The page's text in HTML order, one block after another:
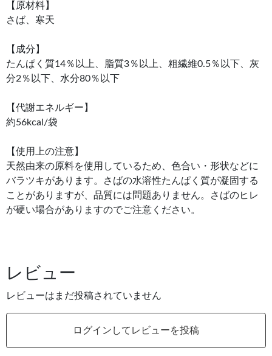
【原材料】
さば、寒天
【成分】
たんぱく質14％以上、脂質3％以上、粗繊維0.5％以下、灰
分2％以下、水分80％以下
【代謝エネルギー】
約56kcal/袋
【使用上の注意】
天然由来の原料を使用しているため、色合い・形状などに
バラツキがあります。さばの水溶性たんぱく質が凝固する
ことがありますが、品質には問題ありません。さばのヒレ
が硬い場合がありますのでご注意ください。
レビュー
レビューはまだ投稿されていません
ログインしてレビューを投稿